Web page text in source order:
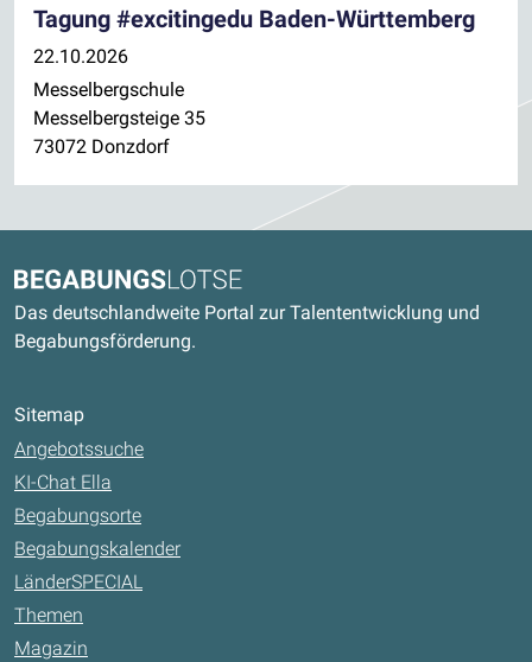
Tagung #excitingedu Baden-Württemberg
22.10.2026
Messelbergschule
Messelbergsteige 35
73072 Donzdorf
Begabungslotse
Das deutschlandweite Portal zur Talententwicklung und
Begabungsförderung.
Sitemap
Angebotssuche
KI-Chat Ella
Begabungsorte
Begabungskalender
LänderSPECIAL
Themen
Magazin